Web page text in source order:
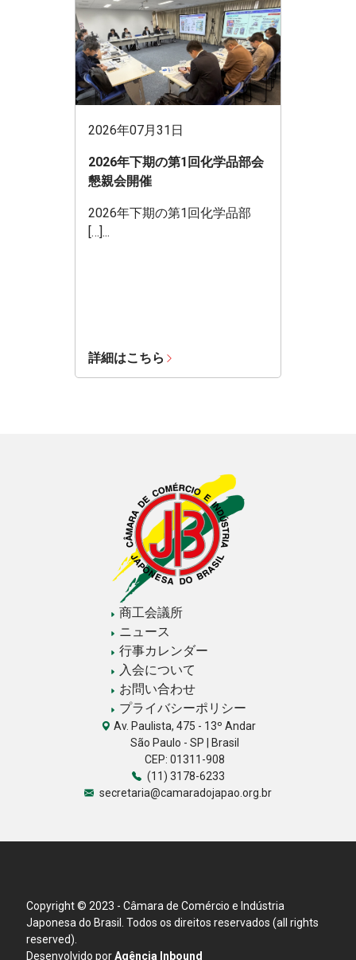
2026年07月31日
2026年下期の第1回化学品部会
懇親会開催
2026年下期の第1回化学品部
[…]...
詳細はこちら
商工会議所
ニュース
行事カレンダー
入会について
お問い合わせ
プライバシーポリシー
Av. Paulista, 475 - 13º Andar
São Paulo - SP | Brasil
CEP: 01311-908
(11) 3178-6233
secretaria@camaradojapao.org.br
Copyright © 2023 - Câmara de Comércio e Indústria
Japonesa do Brasil. Todos os direitos reservados (all rights
reserved).
Desenvolvido porAgência Inbound